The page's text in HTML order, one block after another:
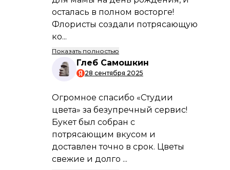
Мы гарантируем, что ваш заказ будет
доставлен вовремя и в идеальном
Свежие букеты каждые 24 часа
Только свежие цветы от проверенных
поставщиков. Ваш букет будет
радовать долго.